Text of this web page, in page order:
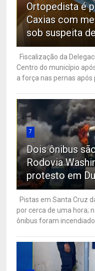
Ortopedista é
Caxias com
sob suspeita
Fiscalização da
Centro do município
a força nas pernas após
7
Dois ônibus
Rodovia
protesto em
Pistas em Santa Cruz
por cerca de uma hora;
ônibus foram